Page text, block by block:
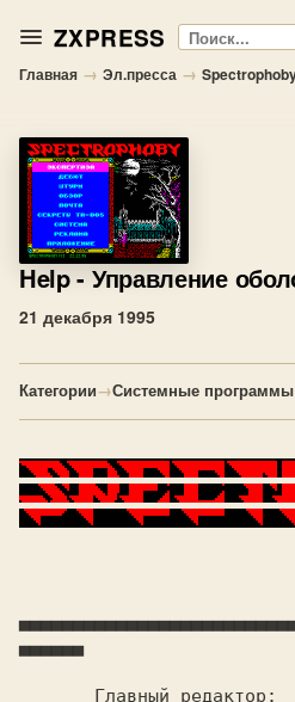
ZXPRESS Поиск
Главная → Эл.пресса →
Help- Управление
21 декабря 1995
Категории→Системные
▄▄▄▄▄▄
       Главный редактор: